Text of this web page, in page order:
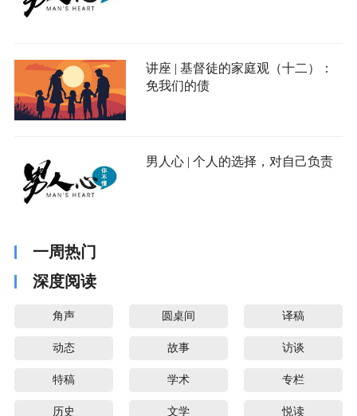
讲座 | 基督徒的家庭观（十二）：
免我们的债
男人心 | 个人的选择，对自己负责
一周热门
深度阅读
角声 圆桌间 译稿
动态 故事 访谈
特稿 学术 专栏
历史 文学 悦读